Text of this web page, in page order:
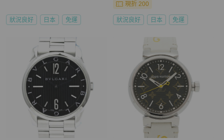
狀況良好 日本 免運
現折 200
狀況良好 日本 免運